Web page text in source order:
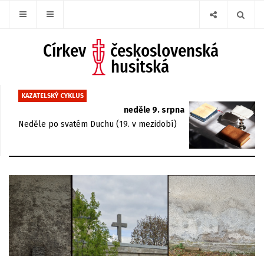
KAZATELSKÝ CYKLUS
neděle 9. srpna
Neděle po svatém Duchu (19. v mezidobí)